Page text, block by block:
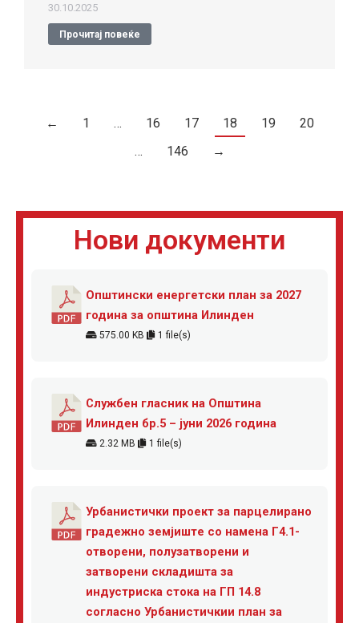
30.10.2025
Прочитај повеќе
← 1 … 16 17 18 19
20
…
146 →
Нови документи
Општински енергетски план за 2027
година за општина Илинден
575.00 KB 1 file(s)
Службен гласник на Општина
Илинден бр.5 – јуни 2026 година
2.32 MB 1 file(s)
Урбанистички проект за парцелирано
градежно земјиште со намена Г4.1-
отворени, полузатворени и
затворени складишта за
индустриска стока на ГП 14.8
согласно Урбанистичкии план за